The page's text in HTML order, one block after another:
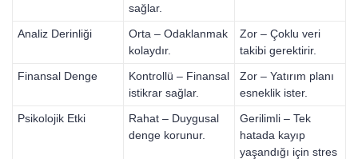
sağlar.
Analiz Derinliği
Orta – Odaklanmak
kolaydır.
Zor – Çoklu veri
takibi gerektirir.
Finansal Denge
Kontrollü – Finansal
istikrar sağlar.
Zor – Yatırım planı
esneklik ister.
Psikolojik Etki
Rahat – Duygusal
denge korunur.
Gerilimli – Tek
hatada kayıp
yaşandığı için stres